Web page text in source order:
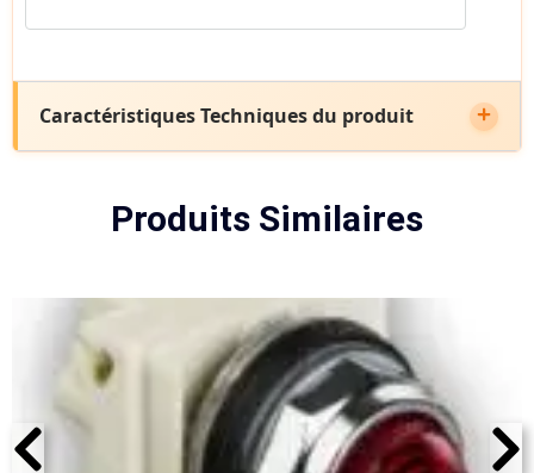
Caractéristiques Techniques du produit
Produits Similaires